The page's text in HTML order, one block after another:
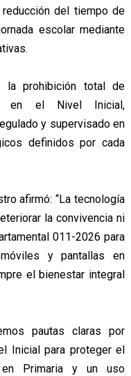
del tiempo de
escolar mediante
la prohibición total de
en el Nivel Inicial,
y supervisado en
definidos por cada
afirmó: “La tecnología
la convivencia ni
011-2026 para
y pantallas en
el bienestar integral
pautas claras por
Inicial para proteger el
en Primaria y un uso